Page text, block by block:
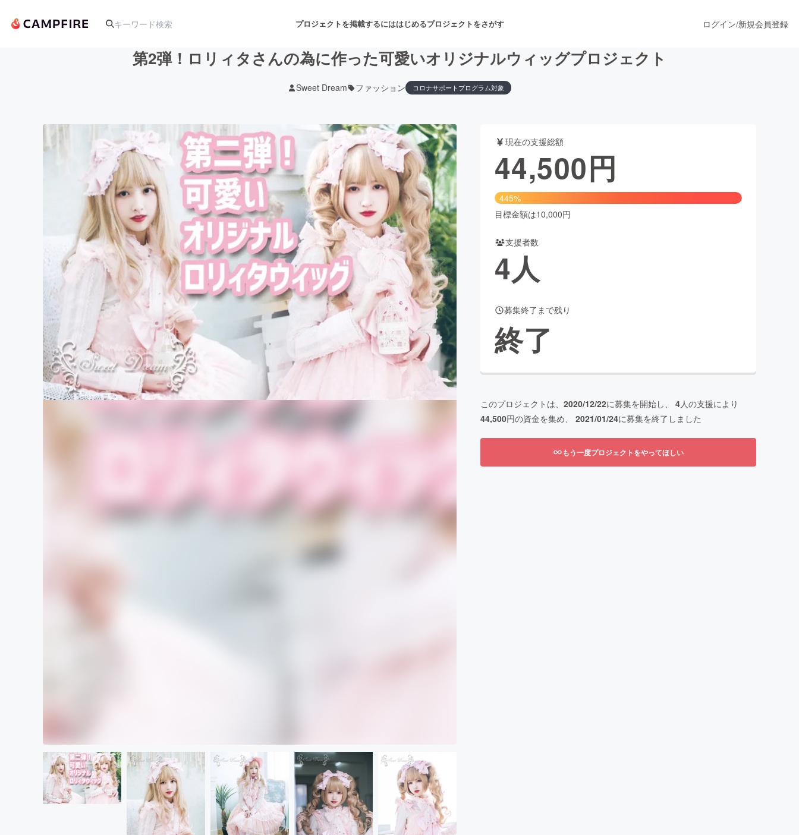
プロジェクトを掲載するにははじめるプロジェクトをさがす
アート・写真 舞台・パフォーマンス
テクノロジー・ガジェット ゲーム・サービス開発 フード・飲食店 ファッション
映像・映画 書籍・雑誌出版 アニメ・漫画
ビジネス・起業 チャレンジ ビューティー・ヘルスケア
まちづくり・地域活性化
CAMPFIRE for Social Good
CAMPFIRE Creation
CAMPFIREふるさと納税
machi-yaコミュニティ
ログイン/新規会員登録
第2弾！ロリィタさんの為に作った可愛いオリジナルウィッグプロジェクト
Sweet Dream ファッション コロナサポートプログラム対象
現在の支援総額
44,500円
445%
目標金額は10,000円
支援者数
4人
募集終了まで残り
終了
このプロジェクトは、 2020/12/22に募集を開始し、 4人の支援により
44,500円の資金を集め、 2021/01/24に募集を終了しました
もう一度プロジェクトをやってほしい